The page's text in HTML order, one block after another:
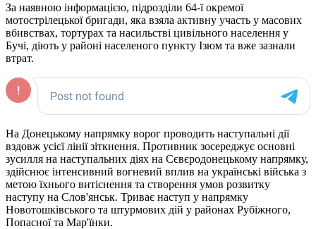
За наявною інформацією, підрозділи 64-ї окремої
мотострілецької бригади, яка взяла активну участь у масових
вбивствах, тортурах та насильстві цивільного населення у
Бучі, діють у районі населеного пункту Ізюм та вже зазнали
втрат.
На Донецькому напрямку ворог проводить наступальні дії
вздовж усієї лінії зіткнення. Противник зосереджує основні
зусилля на наступальних діях на Сєвєродонецькому напрямку,
здійснює інтенсивний вогневий вплив на українські війська з
метою їхнього витіснення та створення умов розвитку
наступу на Слов'янськ. Триває наступ у напрямку
Новотошківського та штурмових дій у районах Рубіжного,
Попасної та Мар'їнки.